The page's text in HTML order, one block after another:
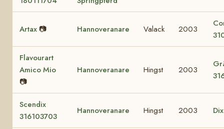
Artax 📷 Hannoveranare Valack 2003
Flavourart
Amico Mio
📷
Hannoveranare Hingst 2003
Scendix
316103703
Hannoveranare Hingst 2003